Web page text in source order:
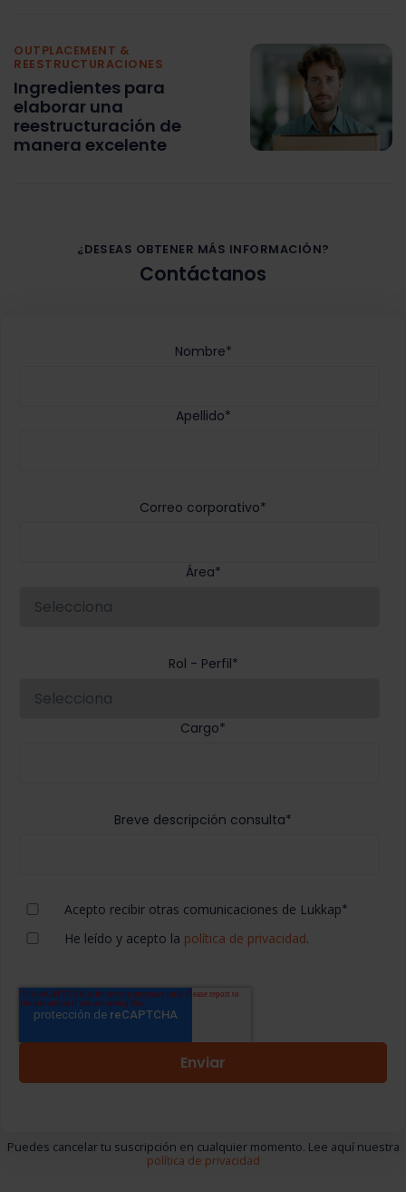
OUTPLACEMENT &
REESTRUCTURACIONES
Ingredientes para
elaborar una
reestructuración de
manera excelente
¿DESEAS OBTENER MÁS INFORMACIÓN?
Contáctanos
Nombre*
Apellido*
Correo corporativo*
Área*
Rol - Perfil*
Cargo*
Breve descripción consulta*
Acepto recibir otras comunicaciones de Lukkap*
He leído y acepto la política de privacidad.
Puedes cancelar tu suscripción en cualquier momento. Lee aquí nuestra
política de privacidad